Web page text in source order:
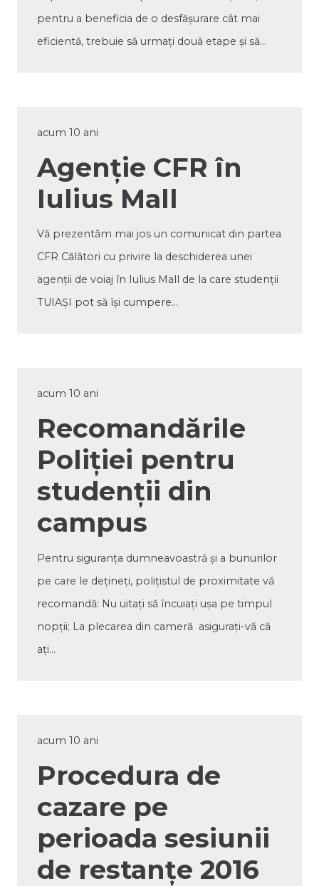
pentru a beneficia de o desfășurare cât mai
eficientă, trebuie să urmați două etape și să…
acum 10 ani
Agenție CFR în
Iulius Mall
Vă prezentăm mai jos un comunicat din partea
CFR Călători cu privire la deschiderea unei
agenții de voiaj în Iulius Mall de la care studenții
TUIAȘI pot să își cumpere…
acum 10 ani
Recomandările
Poliției pentru
studenții din
campus
Pentru siguranţa dumneavoastră şi a bunurilor
pe care le deţineţi, poliţistul de proximitate vă
recomandă: Nu uitaţi să încuiaţi uşa pe timpul
nopţii; La plecarea din cameră asiguraţi-vă că
aţi…
acum 10 ani
Procedura de
cazare pe
perioada sesiunii
de restanțe 2016